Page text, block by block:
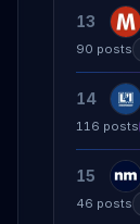
13
90 posts
14
116 posts
15
46 posts